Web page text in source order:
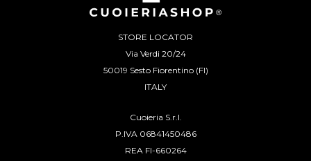
STORE LOCATOR
Via Verdi 20/24
50019 Sesto Fiorentino (FI)
ITALY
Cuoieria S.r.l.
P.IVA 06841450486
REA FI-660264